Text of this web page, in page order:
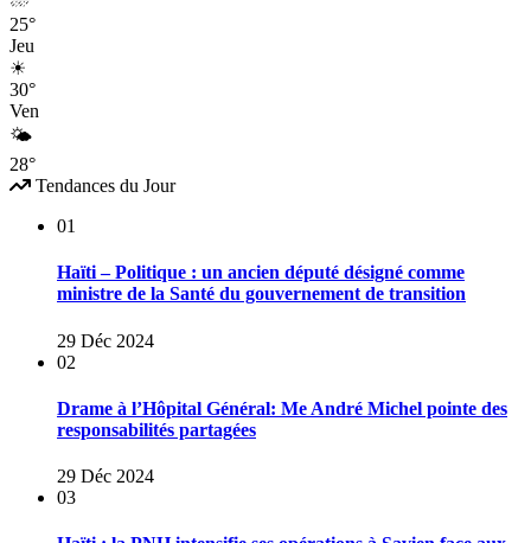
25°
Jeu
☀
30°
Ven
🌤
28°
Tendances du Jour
01
Haïti – Politique : un ancien député désigné comme
ministre de la Santé du gouvernement de transition
29 Déc 2024
02
Drame à l’Hôpital Général: Me André Michel pointe des
responsabilités partagées
29 Déc 2024
03